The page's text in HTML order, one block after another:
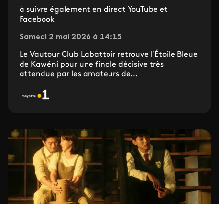
à suivre également en direct YouTube et
Facebook
Samedi 2 mai 2026 à 14:15
Le Vautour Club Labattoir retrouve l’Étoile Bleue
de Kawéni pour une finale décisive très
attendue par les amateurs de...